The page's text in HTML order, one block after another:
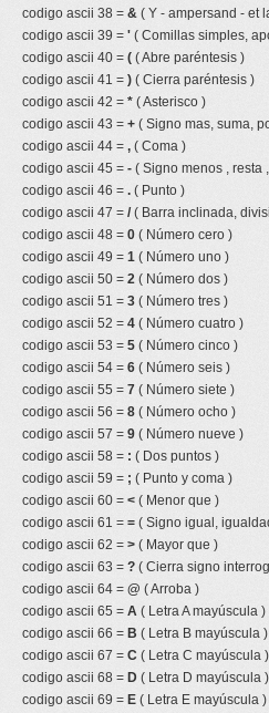
codigo ascii 38 = & ( Y - ampersand - et
codigo ascii 39 = ' ( Comillas simples,
codigo ascii 40 = ( ( Abre paréntesis )
codigo ascii 41 = ) ( Cierra paréntesis )
codigo ascii 42 = * ( Asterisco )
codigo ascii 43 = + ( Signo mas, suma,
codigo ascii 44 = , ( Coma )
codigo ascii 45 = - ( Signo menos , resta
codigo ascii 46 = . ( Punto )
codigo ascii 47 = /( Barra inclinada,
codigo ascii 48 = 0 ( Número cero )
codigo ascii 49 = 1 ( Número uno )
codigo ascii 50 = 2 ( Número dos )
codigo ascii 51 = 3 ( Número tres )
codigo ascii 52 = 4 ( Número cuatro )
codigo ascii 53 = 5 ( Número cinco )
codigo ascii 54 = 6 ( Número seis )
codigo ascii 55 = 7 ( Número siete )
codigo ascii 56 = 8 ( Número ocho )
codigo ascii 57 = 9 ( Número nueve )
codigo ascii 58 = : ( Dos puntos )
codigo ascii 59 = ; ( Punto y coma )
codigo ascii 60 = < ( Menor que )
codigo ascii 61 = = ( Signo igual,
codigo ascii 62 = > ( Mayor que )
codigo ascii 63 = ? ( Cierra signo
codigo ascii 64 = @ ( Arroba )
codigo ascii 65 = A ( Letra A mayúscula )
codigo ascii 66 = B ( Letra B mayúscula )
codigo ascii 67 = C ( Letra C mayúscula )
codigo ascii 68 = D ( Letra D mayúscula )
codigo ascii 69 = E ( Letra E mayúscula )